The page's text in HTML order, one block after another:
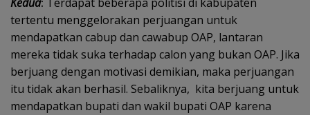
tertentu menggelorakan perjuangan untuk
mendapatkan cabup dan cawabup OAP, lantaran
mereka tidak suka terhadap calon yang bukan OAP. Jika
berjuang dengan motivasi demikian, maka perjuangan
itu tidak akan berhasil. Sebaliknya, kita berjuang untuk
mendapatkan bupati dan wakil bupati OAP karena